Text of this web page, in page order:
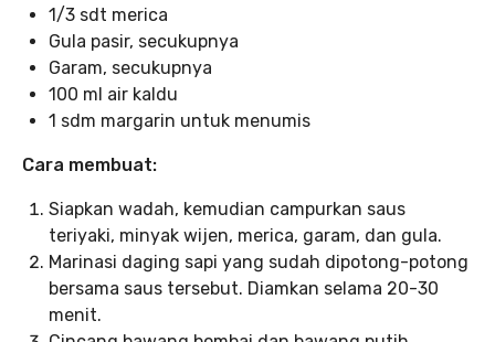
1/3 sdt merica
Gula pasir, secukupnya
Garam, secukupnya
100 ml air kaldu
1 sdm margarin untuk menumis
Cara membuat:
Siapkan wadah, kemudian campurkan saus
teriyaki, minyak wijen, merica, garam, dan gula.
Marinasi daging sapi yang sudah dipotong-potong
bersama saus tersebut. Diamkan selama 20-30
menit.